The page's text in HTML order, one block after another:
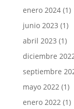
enero 2024(1)
junio 2023 (1)
abril 2023 (1)
diciembre
septiembre
mayo 2022(1)
enero 2022(1)